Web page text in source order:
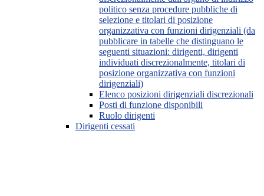
politico senza procedure pubbliche di
selezione e titolari di posizione
organizzativa con funzioni dirigenziali (da
pubblicare in tabelle che distinguano le
seguenti situazioni: dirigenti, dirigenti
individuati discrezionalmente, titolari di
posizione organizzativa con funzioni
dirigenziali)
Elenco posizioni dirigenziali discrezionali
Posti di funzione disponibili
Ruolo dirigenti
Dirigenti cessati